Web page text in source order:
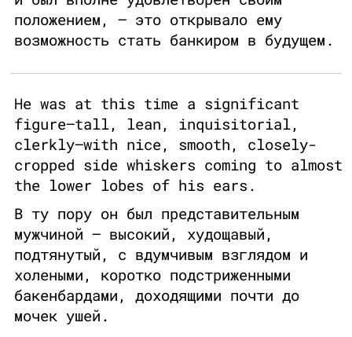
положением, — это открывало ему
возможность стать банкиром в будущем.
He was at this time a significant
figure—tall, lean, inquisitorial,
clerkly—with nice, smooth, closely-
cropped side whiskers coming to almost
the lower lobes of his ears.
В ту пору он был представительным
мужчиной — высокий, худощавый,
подтянутый, с вдумчивым взглядом и
холеными, коротко подстриженными
бакенбардами, доходящими почти до
мочек ушей.